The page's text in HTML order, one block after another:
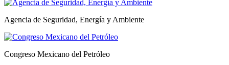
Agencia de Seguridad, Energía y Ambiente
Congreso Mexicano del Petróleo